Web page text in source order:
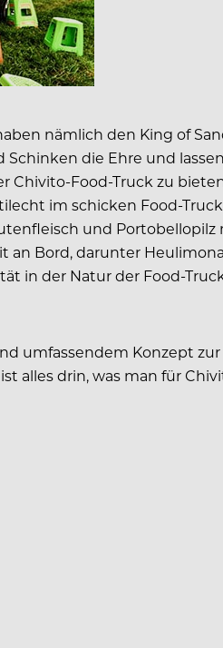
nämlich den King of
die Ehre und
Food-Truck zu
im schicken Food-
und
Bord, darunter
in der Natur der Food-
umfassendem Konzept
alles drin, was man für